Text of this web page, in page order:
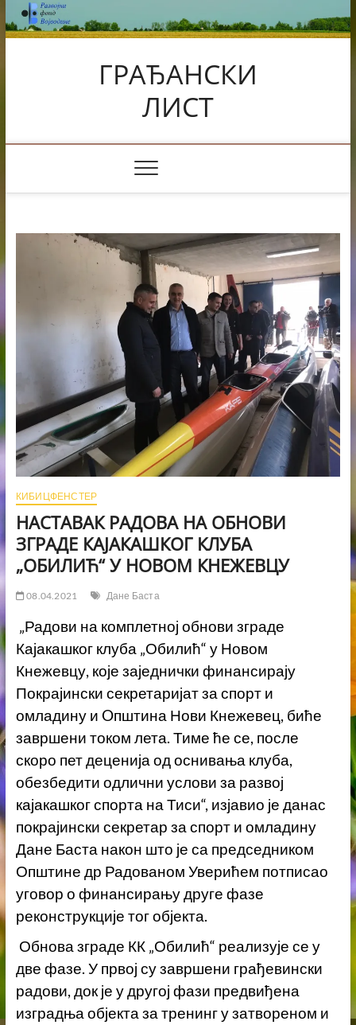
Skip
to
content
ГРАЂАНСКИ
ЛИСТ
КИБИЦФЕНСТЕР
НАСТАВАК РАДОВА НА ОБНОВИ
ЗГРАДЕ КАЈАКАШКОГ КЛУБА
„ОБИЛИЋ“ У НОВОМ КНЕЖЕВЦУ
08.04.2021 Дане Баста
„Радови на комплетној обнови зграде
Кајакашког клуба „Обилић“ у Новом
Кнежевцу, које заједнички финансирају
Покрајински секретаријат за спорт и
омладину и Oпштина Нови Кнежевец, биће
завршени током лета. Тиме ће се, после
скоро пет деценија од оснивања клуба,
обезбедити одлични услови за развој
кајакашког спорта на Тиси“, изјавио је данас
покрајински секретар за спорт и омладину
Дане Баста након што је са председником
Општине др Радованом Уверићем потписао
уговор о финансирању друге фазе
реконструкције тог објекта.
Обнова зграде КК „Обилић“ реализује се у
две фазе. У првој су завршени грађевински
радови, док је у другој фази предвиђена
изградња објекта за тренинг у затвореном и